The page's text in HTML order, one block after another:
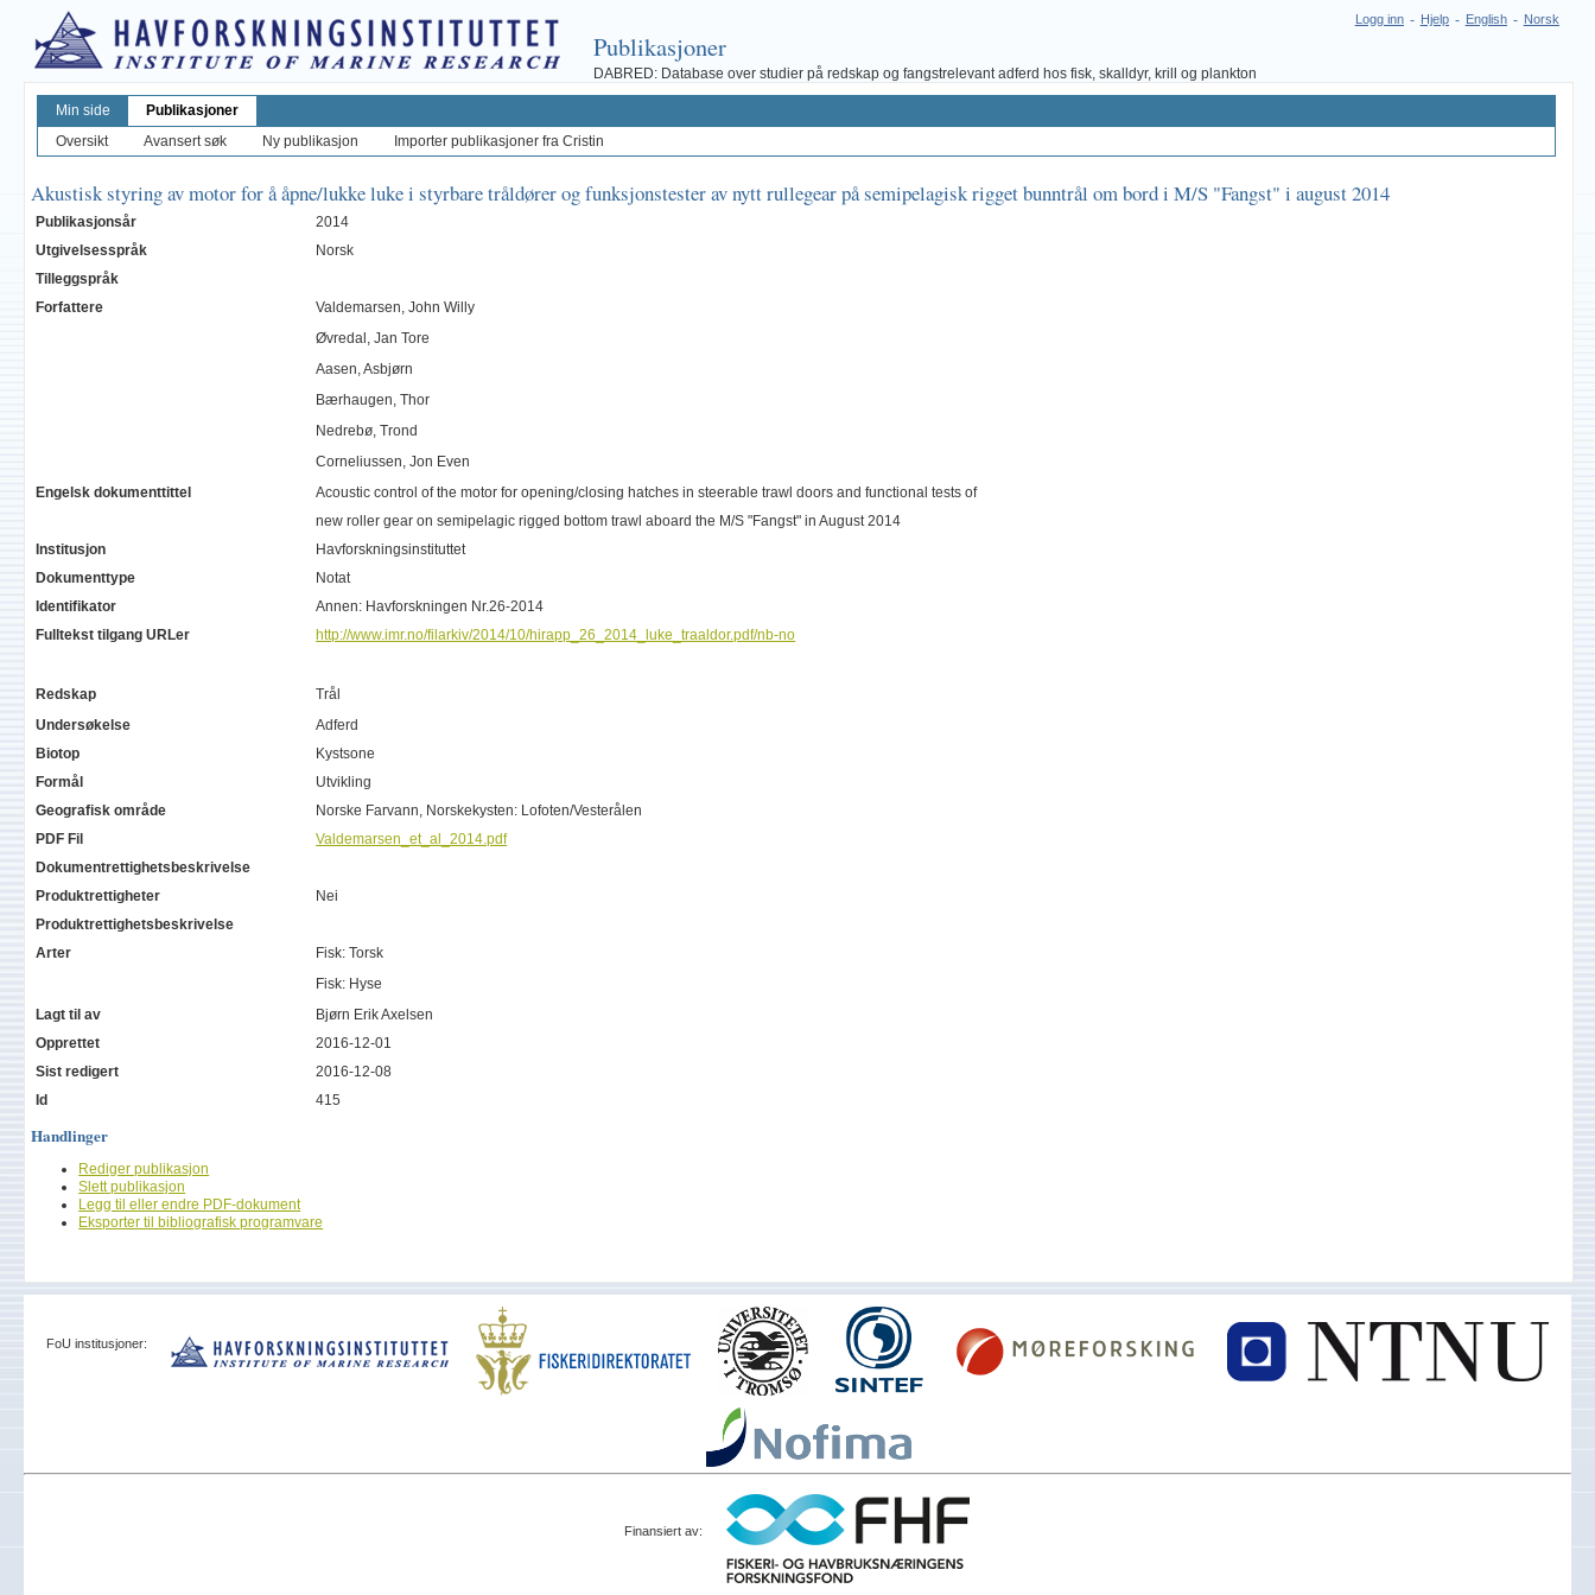
Norsk
-
English
-
Hjelp
-
Logg inn
Publikasjoner
DABRED: Database over studier på redskap og fangstrelevant adferd hos fisk, skalldyr, krill og plankton
Min side
Publikasjoner
Oversikt
Avansert søk Ny publikasjon Importer publikasjoner fra Cristin
Akustisk styring av motor for å åpne/lukke luke i styrbare tråldører og funksjonstester av nytt rullegear på semipelagisk rigget bunntrål om bord i M/S "Fangst" i august 2014
Publikasjonsår
2014
Utgivelsesspråk
Norsk
Tilleggspråk
Forfattere
Valdemarsen, John Willy
Øvredal, Jan Tore
Aasen, Asbjørn
Bærhaugen, Thor
Nedrebø, Trond
Corneliussen, Jon Even
Engelsk dokumenttittel
Acoustic control of the motor for opening/closing hatches in steerable trawl doors and functional tests of
new roller gear on semipelagic rigged bottom trawl aboard the M/S "Fangst" in August 2014
Institusjon
Havforskningsinstituttet
Dokumenttype
Notat
Identifikator
Annen: Havforskningen Nr.26-2014
Fulltekst tilgang URLer
http://www.imr.no/filarkiv/2014/10/hirapp_26_2014_luke_traaldor.pdf/nb-no
Redskap
Trål
Undersøkelse
Adferd
Biotop
Kystsone
Formål
Utvikling
Geografisk område
Norske Farvann, Norskekysten: Lofoten/Vesterålen
PDF Fil
Valdemarsen_et_al_2014.pdf
Dokumentrettighetsbeskrivelse
Produktrettigheter
Nei
Produktrettighetsbeskrivelse
Arter
Fisk: Torsk
Fisk: Hyse
Lagt til av
Bjørn Erik Axelsen
Opprettet
2016-12-01
Sist redigert
2016-12-08
Id
415
Handlinger
Rediger publikasjon
Slett publikasjon
Legg til eller endre PDF-dokument
Eksporter til bibliografisk programvare
FoU institusjoner:
Finansiert av: